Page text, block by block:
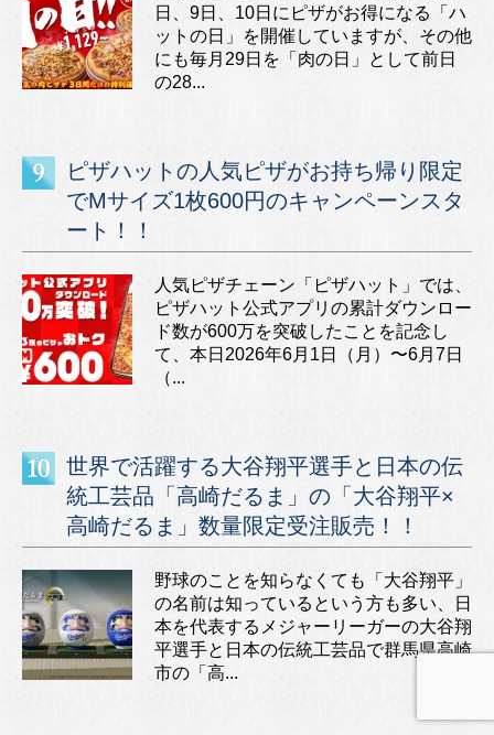
日、9日、10日にピザがお得になる「ハ
ットの日」を開催していますが、その他
にも毎月29日を「肉の日」として前日
の28...
ピザハットの人気ピザがお持ち帰り限定
でMサイズ1枚600円のキャンペーンスタ
ート！！
人気ピザチェーン「ピザハット」では、
ピザハット公式アプリの累計ダウンロー
ド数が600万を突破したことを記念し
て、本日2026年6月1日（月）〜6月7日
（...
世界で活躍する大谷翔平選手と日本の伝
統工芸品「高崎だるま」の「大谷翔平×
高崎だるま」数量限定受注販売！！
野球のことを知らなくても「大谷翔平」
の名前は知っているという方も多い、日
本を代表するメジャーリーガーの大谷翔
平選手と日本の伝統工芸品で群馬県高崎
市の「高...